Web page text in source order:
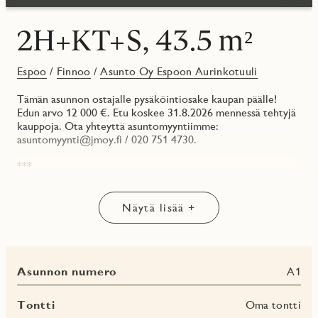
2H+KT+S, 43.5 m²
Espoo / Finnoo /Asunto Oy Espoon Aurinkotuuli
Tämän asunnon ostajalle pysäköintiosake kaupan päälle!
Edun arvo 12 000 €. Etu koskee 31.8.2026 mennessä tehtyjä
kauppoja. Ota yhteyttä asuntomyyntiimme:
asuntomyynti@jmoy.fi / 020 751 4730.
***
Asunnon neliöt ovat käytetty todella tehokkaasti ja viisaasti.
Keitto-ruokailutila muodostavat yhtenäisen kokonaisuuden,
jolloin seurustelutilaan jää sopivasti tilaa.
käyttöön eri vuodenaikojen mukaan.
Asunnon värimaailmaan on saatu inspiraatiota Finnoon
Näytä lisää +
Asunnon numero A1
Tontti Oma tontti